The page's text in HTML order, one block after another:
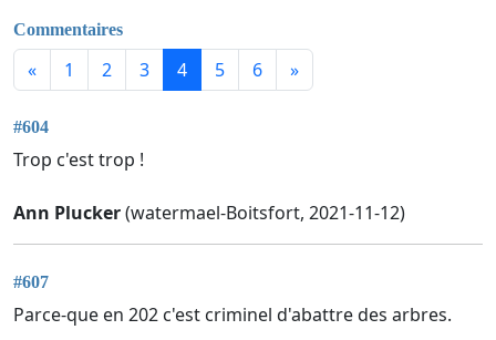
Commentaires
« 1 2 3 4 5 6 »
#604
Trop c'est trop !
Ann Plucker(watermael-Boitsfort, 2021-11-12)
#607
Parce-que en 202 c'est criminel d'abattre des arbres.